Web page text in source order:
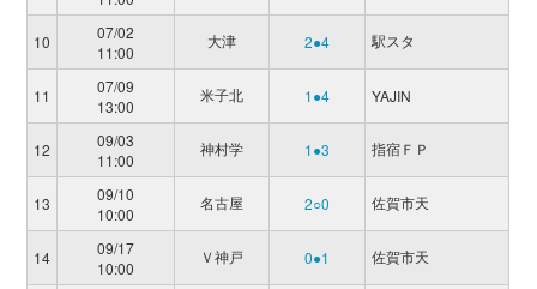
10
07/02
11:00
大津 2●4 駅スタ
11
07/09
13:00
米子北 1●4 YAJIN
12
09/03
11:00
神村学 1●3 指宿ＦＰ
13
09/10
10:00
名古屋 2○0 佐賀市天
14
09/17
10:00
Ｖ神戸 0●1 佐賀市天